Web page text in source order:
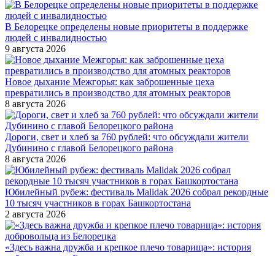
В Белорецке определены новые приоритеты в поддержке
людей с инвалидностью
9 августа 2026
Новое дыхание Межгорья: как заброшенные цеха
превратились в производство для атомных реакторов
8 августа 2026
Дороги, свет и хлеб за 760 рублей: что обсуждали жители
Дубинино с главой Белорецкого района
8 августа 2026
Юбилейный рубеж: фестиваль Malidak 2026 собрал рекордные
10 тысяч участников в горах Башкортостана
2 августа 2026
«Здесь важна дружба и крепкое плечо товарища»: история